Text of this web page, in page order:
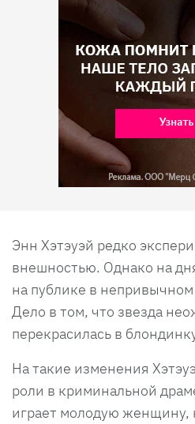
Энн Хэтэуэй редко
внешностью. Однако на
на публике в непривычном
Дело в том, что звезда
перекрасилась в
На такие изменения
роли в криминальной
играет молодую женщину,